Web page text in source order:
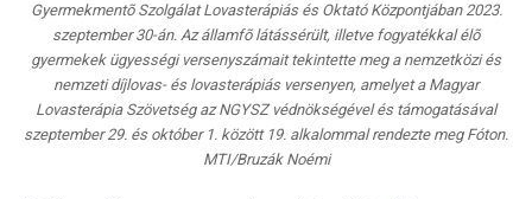
Gyermekmentõ Szolgálat Lovasterápiás és Oktató Központjában 2023.
szeptember 30-án. Az államfõ látássérült, illetve fogyatékkal élõ
gyermekek ügyességi versenyszámait tekintette meg a nemzetközi és
nemzeti díjlovas- és lovasterápiás versenyen, amelyet a Magyar
Lovasterápia Szövetség az NGYSZ védnökségével és támogatásával
szeptember 29. és október 1. között 19. alkalommal rendezte meg Fóton.
MTI/Bruzák Noémi